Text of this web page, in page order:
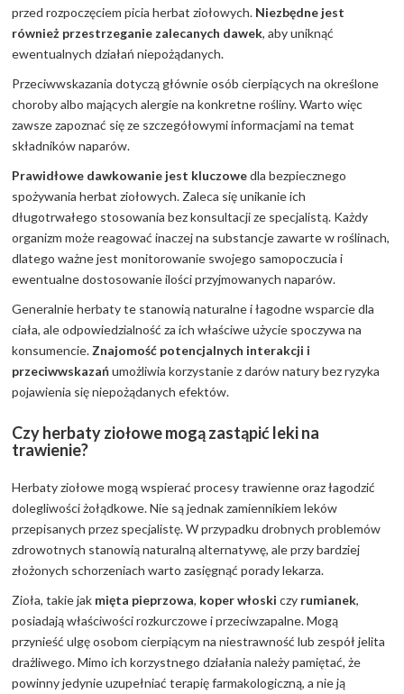
przed rozpoczęciem picia herbat ziołowych. Niezbędne jest
również przestrzeganie zalecanych dawek, aby uniknąć
ewentualnych działań niepożądanych.
Przeciwwskazania dotyczą głównie osób cierpiących na określone
choroby albo mających alergie na konkretne rośliny. Warto więc
zawsze zapoznać się ze szczegółowymi informacjami na temat
składników naparów.
Prawidłowe dawkowanie jest kluczowedla bezpiecznego
spożywania herbat ziołowych. Zaleca się unikanie ich
długotrwałego stosowania bez konsultacji ze specjalistą. Każdy
organizm może reagować inaczej na substancje zawarte w roślinach,
dlatego ważne jest monitorowanie swojego samopoczucia i
ewentualne dostosowanie ilości przyjmowanych naparów.
Generalnie herbaty te stanowią naturalne i łagodne wsparcie dla
ciała, ale odpowiedzialność za ich właściwe użycie spoczywa na
konsumencie. Znajomość potencjalnych interakcji i
przeciwwskazańumożliwia korzystanie z darów natury bez ryzyka
pojawienia się niepożądanych efektów.
Czy herbaty ziołowe mogą zastąpić leki na
trawienie?
Herbaty ziołowe mogą wspierać procesy trawienne oraz łagodzić
dolegliwości żołądkowe. Nie są jednak zamiennikiem leków
przepisanych przez specjalistę. W przypadku drobnych problemów
zdrowotnych stanowią naturalną alternatywę, ale przy bardziej
złożonych schorzeniach warto zasięgnąć porady lekarza.
Zioła, takie jak mięta pieprzowa, koper włoski czy rumianek,
posiadają właściwości rozkurczowe i przeciwzapalne. Mogą
przynieść ulgę osobom cierpiącym na niestrawność lub zespół jelita
drażliwego. Mimo ich korzystnego działania należy pamiętać, że
powinny jedynie uzupełniać terapię farmakologiczną, a nie ją